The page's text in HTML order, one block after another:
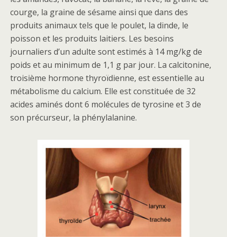
courge, la graine de sésame ainsi que dans des
produits animaux tels que le poulet, la dinde, le
poisson et les produits laitiers. Les besoins
journaliers d’un adulte sont estimés à 14 mg/kg de
poids et au minimum de 1,1 g par jour. La calcitonine,
troisième hormone thyroïdienne, est essentielle au
métabolisme du calcium. Elle est constituée de 32
acides aminés dont 6 molécules de tyrosine et 3 de
son précurseur, la phénylalanine.